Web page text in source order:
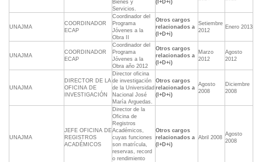
Bienes y
Servicios.
(I+D+i)
UNAJMA
COORDINADOR
ECAP
Coordinador del
Programa
Jóvenes a la
Obra II
Otros cargos
relacionados a
(I+D+i)
Setiembre
2012
Enero 2013
UNAJMA
COORDINADOR
ECAP
Coordinador del
Programa
Jóvenes a la
Obra año 2012
Otros cargos
relacionados a
(I+D+i)
Marzo
2012
Agosto
2012
UNAJMA
DIRECTOR DE LA
OFICINA DE
INVESTIGACIÓN
Director oficina
de investigación
de la Universidad
Nacional José
María Arguedas.
Otros cargos
relacionados a
(I+D+i)
Agosto
2008
Diciembre
2008
UNAJMA
JEFE OFICINA DE
REGISTROS
ACADÉMICOS
Director de la
Oficina de
Registros
Académicos,
cuyas funciones
son matrícula,
reservas, record
o rendimiento
Otros cargos
relacionados a
(I+D+i)
Abril 2008
Agosto
2008